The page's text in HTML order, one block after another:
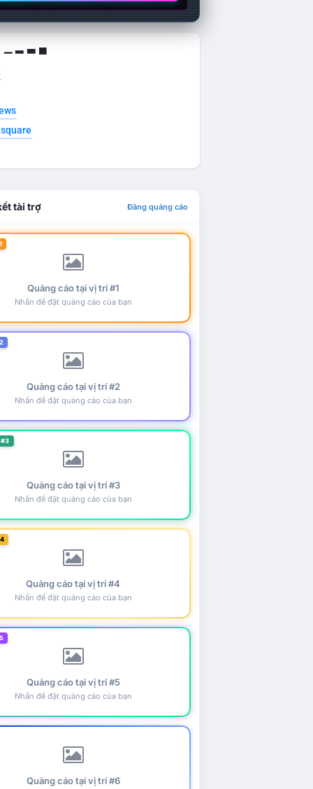
▁ ▂ ▃ ▄
tài trợ Đăng quảng cáo
Quảng cáo tại vị trí #1
Nhấn để đặt quảng cáo của bạn
Quảng cáo tại vị trí #2
Nhấn để đặt quảng cáo của bạn
Quảng cáo tại vị trí #3
Nhấn để đặt quảng cáo của bạn
Quảng cáo tại vị trí #4
Nhấn để đặt quảng cáo của bạn
Quảng cáo tại vị trí #5
Nhấn để đặt quảng cáo của bạn
Quảng cáo tại vị trí #6